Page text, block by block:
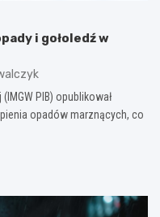
i gołoledź w
PIB) opublikował
opadów marznących, co